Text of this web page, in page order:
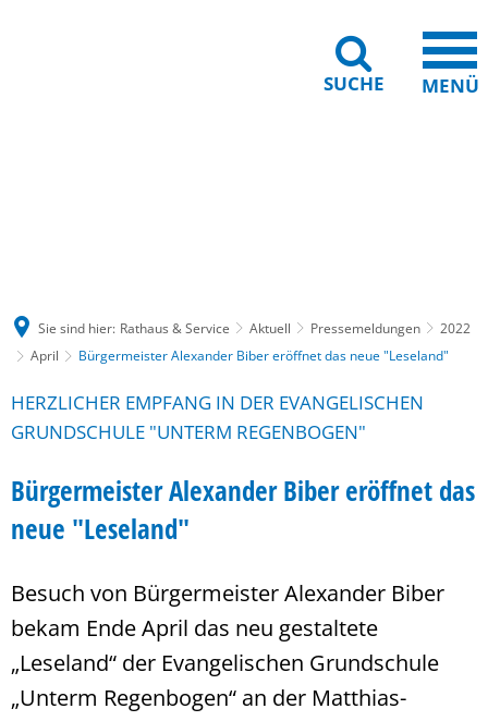
SUCHE MENÜ
Sie sind hier: Rathaus & Service Aktuell Pressemeldungen
2022
April
Bürgermeister Alexander Biber eröffnet das neue "Leseland"
HERZLICHER EMPFANG IN DER EVANGELISCHEN
GRUNDSCHULE "UNTERM REGENBOGEN"
Bürgermeister Alexander Biber eröffnet das
neue "Leseland"
Besuch von Bürgermeister Alexander Biber
bekam Ende April das neu gestaltete
„Leseland“ der Evangelischen Grundschule
„Unterm Regenbogen“ an der Matthias-